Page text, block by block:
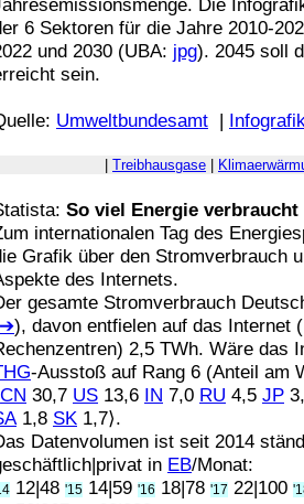
Die
6 Sektoren für die Jahre 2010-
und 2030 (UBA: jpg). 2045 soll
sein.
Umweltbundesamt |
Treibhausgase
So viel Energie
internationalen Tag des
Grafik über den Stromverbrauch
des Internets.
gesamte Stromverbrauch
➔), davon entfielen auf das Internet
2,5 TWh. Wäre das
-Ausstoß auf Rang 6 (Anteil am
CN 30,7 US 13,6 IN 7,0 RU 4,5 JP
1,8 SK 1,7⟩.
Datenvolumen ist seit 2014
in EB/Monat:
12|48 '15 14|59 '16 18|78 '17 22|100